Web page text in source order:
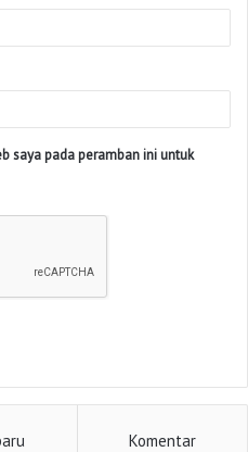
saya pada peramban ini untuk
Komentar